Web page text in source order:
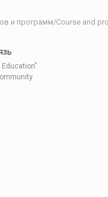
и программ/Course and